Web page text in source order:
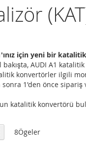
için yeni bir
bakışta, AUDI A1
konvertörler ilgili
sonra 1'den önce sipariş
katalitik konvertörü
8Ögeler